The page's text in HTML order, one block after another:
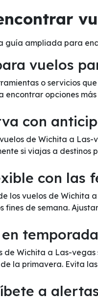
guía ampliada para
vuelos
o servicios
encontrar opciones más
con
de Wichita a
si viajas a destinos
con las
los vuelos de Wichita
fines de semana.
de Wichita a Las-
la primavera. Evita
a